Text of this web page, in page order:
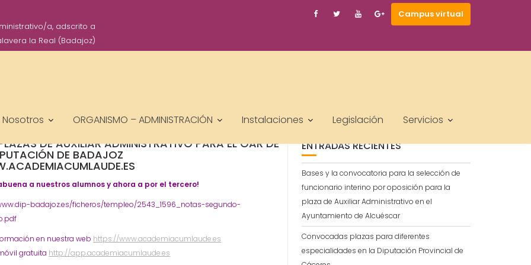
a, adscrito a
la Real (Badajoz)
Campus virtual
Nosotros ORGANISMO – ADMINISTRACIÓN Instalaciones Legislación Servicios
PARA #OPOSICIONES A 12 PLAZAS DE AUXILIAR
DE BADAJOZ WWW.ACADEMIACUMLAUDE.ES
DE AUXILIAR ADMINISTRATIVO PARA EL OAR DE
DE BADAJOZ
a nuestros alumnos y ahora a por el tercero!
badajoz.es/ficheros/templeo/2543_1596_notas-segundo-
en nuestra web https://www.academiacumlaude.es
gratuita http://app.academiacumlaude.es
ENTRADAS RECIENTES
Bases y la convocatoria para la selección de
funcionario interino por oposición para la
plaza de Auxiliar Administrativo en el
Ayuntamiento de Alcuéscar
Convocadas plazas para diferentes
especialidades en la Diputación Provincial de